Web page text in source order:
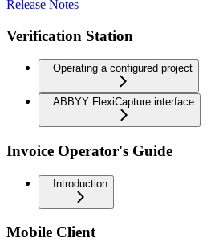
Release Notes
Verification Station
Operating a configured project
ABBYY FlexiCapture interface
Invoice Operator's Guide
Introduction
Mobile Client